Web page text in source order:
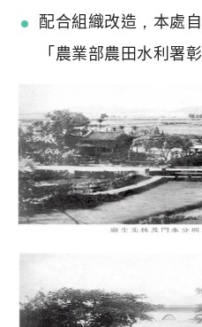
配合組織改造，本處
「農業部農田水利署